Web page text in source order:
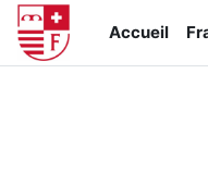
Passer au contenu principal
Accueil